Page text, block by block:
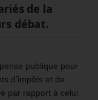
de la
débat.
publique pour
d’impôts et de
par rapport à celui